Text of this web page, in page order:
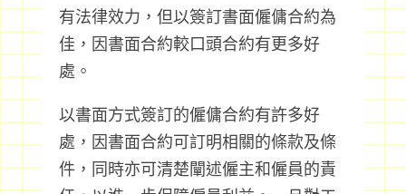
有法律效力，但以簽訂書面僱傭合約為
佳，因書面合約較口頭合約有更多好
處。
以書面方式簽訂的僱傭合約有許多好
處，因書面合約可訂明相關的條款及條
件，同時亦可清楚闡述僱主和僱員的責